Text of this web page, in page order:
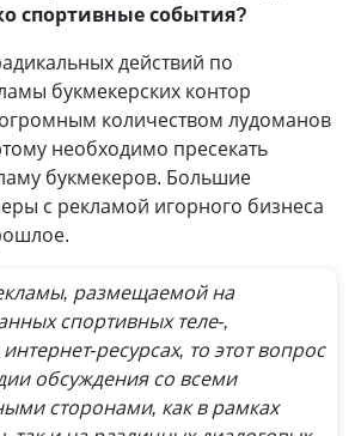
спортивные события?
действий по
букмекерских контор
количеством лудоманов
необходимо пресекать
букмекеров. Большие
с рекламой игорного бизнеса
размещаемой на
спортивных теле-,
ресурсах, то этот вопрос
обсуждения со всеми
сторонами, как в рамках